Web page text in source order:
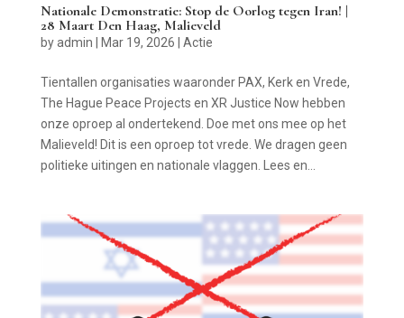
Nationale Demonstratie: Stop de Oorlog tegen Iran! |
28 Maart Den Haag, Malieveld
byadmin Mar 19, 2026 Actie
Tientallen organisaties waaronder PAX, Kerk en Vrede,
The Hague Peace Projects en XR Justice Now hebben
onze oproep al ondertekend. Doe met ons mee op het
Malieveld! Dit is een oproep tot vrede. We dragen geen
politieke uitingen en nationale vlaggen. Lees en...